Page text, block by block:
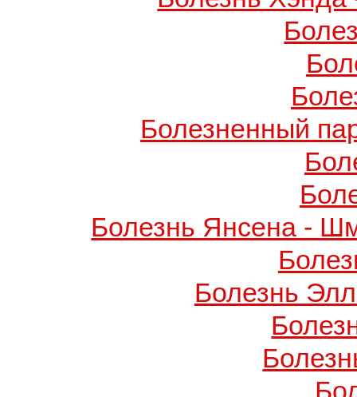
Болезненный
Болезнь Янсена -
Болезнь